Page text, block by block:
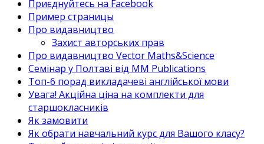
Приєднуйтесь на Facebook
Пример страницы
Про видавництво
Захист авторських прав
Про видавництво Vector Maths&Science
Семінар у Полтаві від MM Publications
Топ-6 порад викладачеві англійської мови
Увага! Акційна ціна на комплекти для
старшокласників
Як замовити
Як обрати навчальний курс для Вашого класу?